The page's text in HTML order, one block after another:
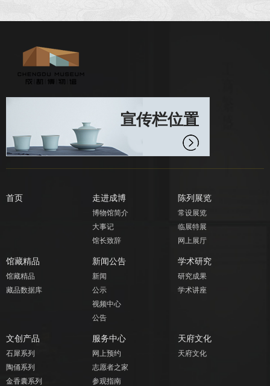
宣传栏位置
首页 走进成博
博物馆简介
大事记
馆长致辞
陈列展览
常设展览
临展特展
网上展厅
馆藏精品
馆藏精品
藏品数据库
新闻公告
新闻
公示
视频中心
公告
学术研究
研究成果
学术讲座
文创产品
石犀系列
陶俑系列
金香囊系列
服务中心
网上预约
志愿者之家
参观指南
天府文化
天府文化